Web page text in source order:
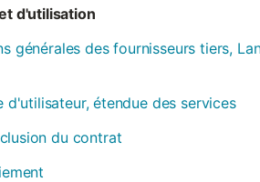
d'utilisation
générales des fournisseurs tiers,
étendue des services
du contrat